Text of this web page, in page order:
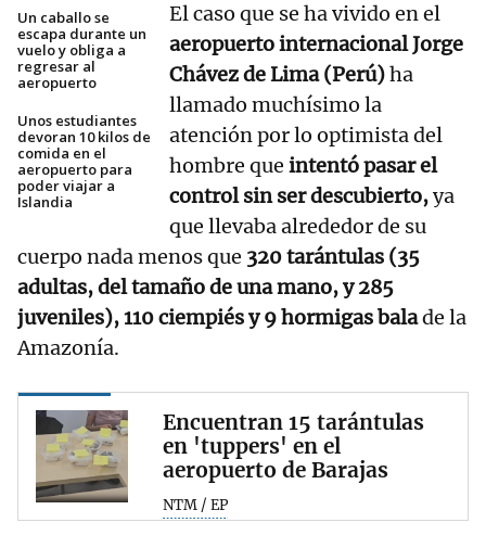
Un caballo se
escapa durante un
vuelo y obliga a
regresar al
aeropuerto
Unos estudiantes
devoran 10 kilos de
comida en el
aeropuerto para
poder viajar a
Islandia
El caso que se ha vivido en el
aeropuerto internacional Jorge
Chávez de Lima (Perú)ha
llamado muchísimo la
atención por lo optimista del
hombre que intentó pasar el
control sin ser descubierto,ya
que llevaba alrededor de su
cuerpo nada menos que 320 tarántulas (35
adultas, del tamaño de una mano, y 285
juveniles), 110 ciempiés y 9 hormigas balade la
Amazonía.
Encuentran 15 tarántulas
en 'tuppers' en el
aeropuerto de Barajas
NTM / EP